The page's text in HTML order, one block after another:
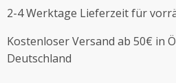
2-4 Werktage Lieferzeit für
Kostenloser Versand ab 50€ in
Deutschland